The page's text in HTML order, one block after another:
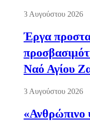
3 Αυγούστου 2026
Έργα
Ναό Αγίου
3 Αυγούστου 2026
«Ανθρώπινο